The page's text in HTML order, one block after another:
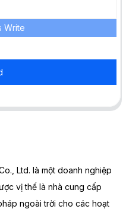
Write
Ltd. là một doanh nghiệp
vị thế là nhà cung cấp
ngoài trời cho các hoạt